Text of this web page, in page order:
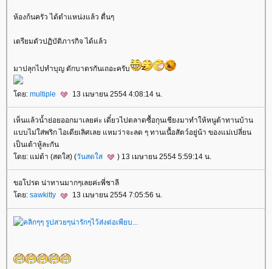
ห้องก้นครัว ได้ตำแหน่งแล้ว ตื่นๆ
เตรียมตัวปฏิบัติภารกิจ ได้แล้ว
มาปลุกไปทำบุญ ตักบาตรกันเถอะครับ
ดย: multiple 13 เมษายน 2554 4:08:14 น.
เห็นแล้วน้ำย่อยออกมาเลยค่ะ เดี๋ยวไปตลาดซื้อกุนเชียงมาทำให้หนูต้าทานบ้าน
บบไม่ใส่พริก ไอเดียเลิศเลย แหมว่าจะลด ๆ ทานเนื้อสัตว์อยู่น้า ของแม่เปลี่ยน
เป็นเต้าหู้ละกัน
ดย: แม่ต้า (สดใส) (วันสดใส ) 13 เมษายน 2554 5:59:14 น.
ขอโปรด น่าทานมากๆเลยค่ะพี่ชาลี
ดย: sawkitty 13 เมษายน 2554 7:05:56 น.